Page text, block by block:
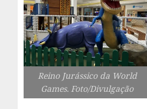
Reino Jurássico da World
Games. Foto/Divulgação